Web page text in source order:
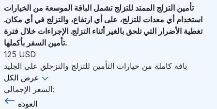
تأمين التزلج الممتد للتزلج تشمل الباقة الموسعة من الخيارات
استخدام أي معدات للتزلج، على أي ارتفاع، والتزلج في أي مكان.
تغطية الأضرار التي تلحق بالغير أثناء التزلج. الإجراءات خلال فترة
تأمين السفر بأكملها.
125 USD
باقة كاملة من خيارات التأمين للتزلج والتزحلق على الجليد
عرض الكل
السعر الإجمالي:
العودة